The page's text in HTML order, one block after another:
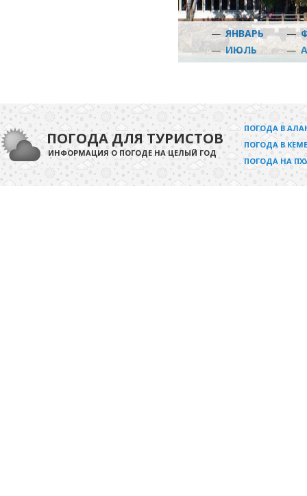
— ЯНВАРЬ —
—ИЮЛЬ —
ПОГОДА ДЛЯ ТУРИСТОВ
ИНФОРМАЦИЯ О ПОГОДЕ НА ЦЕЛЫЙ ГОД
ПОГОДА В
ПОГОДА В
ПОГОДА НА